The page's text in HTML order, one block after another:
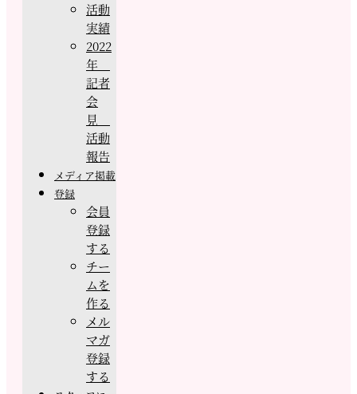
活動
実績
2022
年
記者
会
見
活動
報告
メディア掲載
登録
会員
登録
する
チー
ムを
作る
メル
マガ
登録
する